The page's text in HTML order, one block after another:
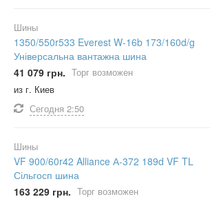
Шины
1350/550r533 Everest W-16b 173/160d/g
Універсальна вантажна шина
41 079 грн. Торг возможен
из г. Киев
Сегодня 2:50
Шины
VF 900/60r42 Alliance А-372 189d VF TL
Сільгосп шина
163 229 грн. Торг возможен